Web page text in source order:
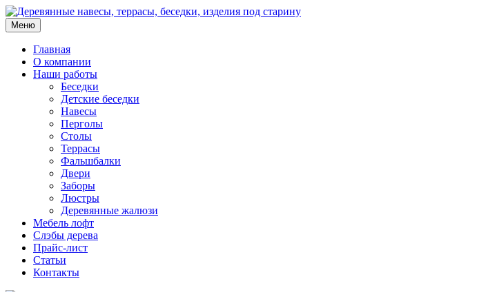
Меню
Главная
О компании
Наши работы
Беседки
Детские беседки
Навесы
Перголы
Столы
Террасы
Фальшбалки
Двери
Заборы
Люстры
Деревянные жалюзи
Мебель лофт
Слэбы дерева
Прайс-лист
Статьи
Контакты